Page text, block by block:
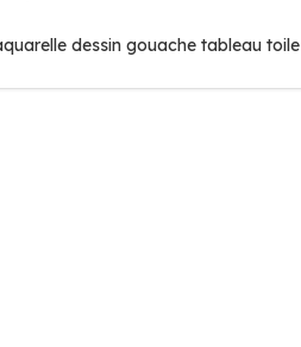
dessin gouache tableau toile